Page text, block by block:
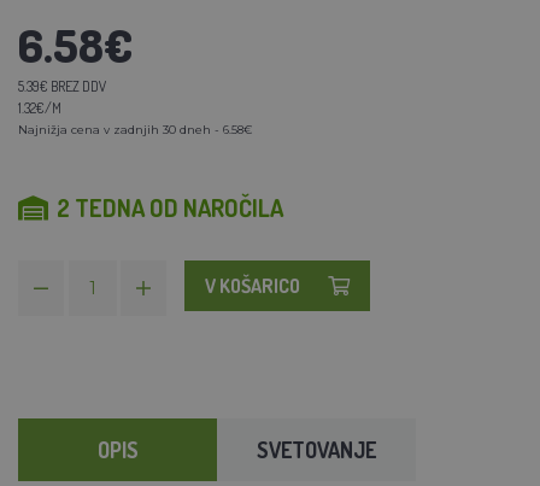
6.58€
5.39€ BREZ DDV
1.32€/M
Najnižja cena v zadnjih 30 dneh - 6.58€
2 TEDNA OD NAROČILA
V KOŠARICO
OPIS SVETOVANJE